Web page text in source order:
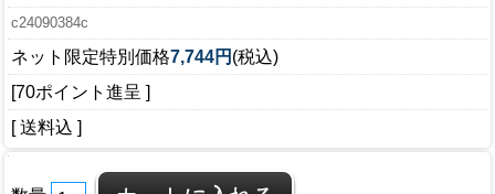
c24090384c
ネット限定特別価格7,744円 (税込)
[70ポイント進呈 ]
[ 送料込 ]